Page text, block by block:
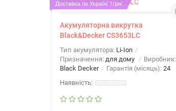
Доставка по Україні 1грн.
Акумуляторна викрутка
Black&Decker CS3653LC
Тип акумулятора: Li-Ion
Призначення: для дому
Виробник:
Black Decker
Гарантія (місяць): 24